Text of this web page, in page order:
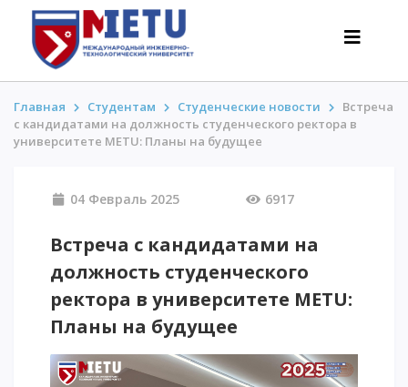
АБИТУРИЕНТАМ
Сценарии поступления-2026
Гранты
АнтиОлимпиада
Стоимость обучения
Скидки и льготы
Главная Студентам Студенческие новости
Встреча
с кандидатами на должность студенческого ректора в
университете METU: Планы на будущее
04 Февраль 2025 6917
Встреча с кандидатами на
должность студенческого
ректора в университете METU:
Планы на будущее